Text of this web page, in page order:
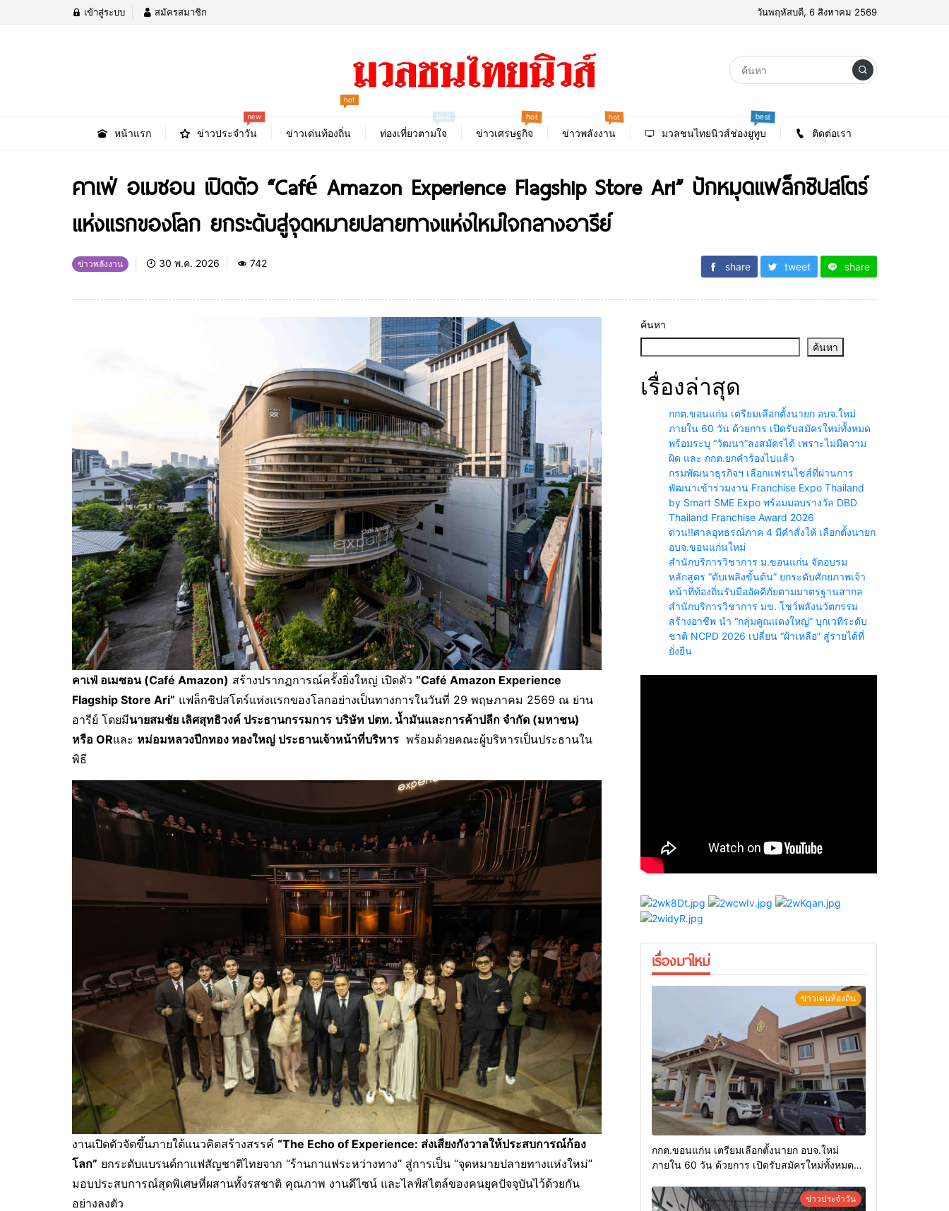
เข้าสู่ระบบ สมัครสมาชิก วันพฤหัสบดี, 6 สิงหาคม 2569
หน้าแรก ข่าวประจำวัน
new
ข่าวเด่นท้องถิ่น
hot
ท่องเที่ยวตามใจ
best
ข่าวเศรษฐกิจ
hot
ข่าวพลังงาน
hot
มวลชนไทยนิวส์ช่องยูทูบ
best
ติดต่อเรา
คาเฟ่ อเมซอน เปิดตัว “Café Amazon Experience Flagship Store Ari” ปักหมุดแฟล็กชิปสโตร์
แห่งแรกของโลก ยกระดับสู่จุดหมายปลายทางแห่งใหม่ใจกลางอารีย์
ข่าวพลังงาน 30 พ.ค. 2026 742 share tweet share
คาเฟ่ อเมซอน (Café Amazon) สร้างปรากฏการณ์ครั้งยิ่งใหญ่ เปิดตัว “Café Amazon Experience
Flagship Store Ari” แฟล็กชิปสโตร์แห่งแรกของโลกอย่างเป็นทางการในวันที่ 29 พฤษภาคม 2569 ณ ย่าน
อารีย์ โดยมีนายสมชัย เลิศสุทธิวงค์ ประธานกรรมการ บริษัท ปตท. น้ำมันและการค้าปลีก จำกัด (มหาชน)
หรือ ORและ หม่อมหลวงปีกทอง ทองใหญ่ ประธานเจ้าหน้าที่บริหาร พร้อมด้วยคณะผู้บริหารเป็นประธานใน
พิธี
งานเปิดตัวจัดขึ้นภายใต้แนวคิดสร้างสรรค์ “The Echo of Experience: ส่งเสียงกังวาลให้ประสบการณ์ก้อง
โลก” ยกระดับแบรนด์กาแฟสัญชาติไทยจาก “ร้านกาแฟระหว่างทาง” สู่การเป็น “จุดหมายปลายทางแห่งใหม่”
มอบประสบการณ์สุดพิเศษที่ผสานทั้งรสชาติ คุณภาพ งานดีไซน์ และไลฟ์สไตล์ของคนยุคปัจจุบันไว้ด้วยกัน
อย่างลงตัว
ค้นหา
ค้นหา
เรื่องล่าสุด
กกต.ขอนแก่น เตรียมเลือกตั้งนายก อบจ.ใหม่
ภายใน 60 วัน ด้วยการ เปิดรับสมัครใหม่ทั้งหมด
พร้อมระบุ “วัฒนา”ลงสมัครได้ เพราะไม่มีความ
ผิด และ กกต.ยกคำร้องไปแล้ว
กรมพัฒนาธุรกิจฯ เลือกแฟรนไชส์ที่ผ่านการ
พัฒนาเข้าร่วมงาน Franchise Expo Thailand
by Smart SME Expo พร้อมมอบรางวัล DBD
Thailand Franchise Award 2026
ด่วน!!ศาลอุทธรณ์ภาค 4 มีคำสั่งให้ เลือกตั้งนายก
อบจ.ขอนแก่นใหม่
สำนักบริการวิชาการ ม.ขอนแก่น จัดอบรม
หลักสูตร “ดับเพลิงขั้นต้น” ยกระดับศักยภาพเจ้า
หน้าที่ท้องถิ่นรับมืออัคคีภัยตามมาตรฐานสากล
สำนักบริการวิชาการ มข. โชว์พลังนวัตกรรม
สร้างอาชีพ นำ “กลุ่มคูณแดงใหญ่” บุกเวทีระดับ
ชาติ NCPD 2026 เปลี่ยน “ผ้าเหลือ” สู่รายได้ที่
ยั่งยืน
เรื่องมาใหม่
ข่าวเด่นท้องถิ่น
กกต.ขอนแก่น เตรียมเลือกตั้งนายก อบจ.ใหม่
ภายใน 60 วัน ด้วยการ เปิดรับสมัครใหม่ทั้งหมด
และ กกต.ยกคำร้องไปแล้ว
ข่าวประจำวัน